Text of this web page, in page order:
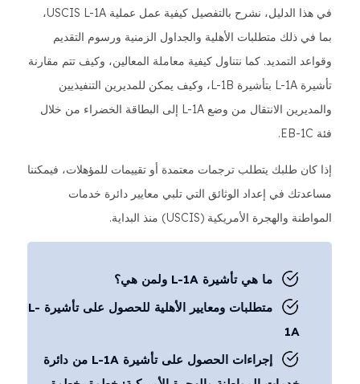
في هذا الدليل، نشرح بالتفصيل كيفية عمل عملية USCIS L-1A،
بما في ذلك متطلبات الأهلية والجداول الزمنية ورسوم التقديم
وقواعد التمديد. كما نتناول كيفية معاملة المعالين، وكيف تتم مقارنة
تأشيرة L-1A بتأشيرة L-1B، وكيف يمكن للمديرين التنفيذيين
والمديرين الانتقال من وضع L-1A إلى البطاقة الخضراء من خلال
فئة EB-1C.
إذا كان طلبك يتطلب ترجمات معتمدة أو تقييمات للمؤهلات، فيمكننا
مساعدتك في إعداد الوثائق التي تلبي معايير دائرة خدمات
المواطنة والهجرة الأمريكية (USCIS) منذ البداية.
ما هي تأشيرة L-1A ولمن هي؟
متطلبات ومعايير الأهلية للحصول على تأشيرة L-
1A
إجراءات الحصول على تأشيرة L-1A من دائرة